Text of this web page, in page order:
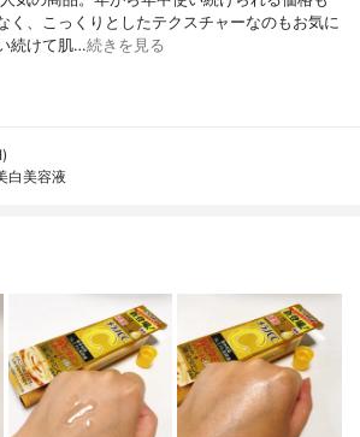
く、こっくりとしたテクスチャーなのもお気に
続けて肌…続きを見る
白美容液